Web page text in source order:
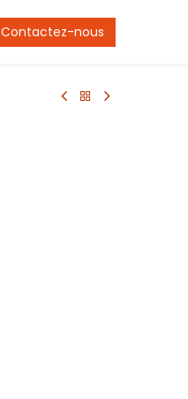
Contactez-nous